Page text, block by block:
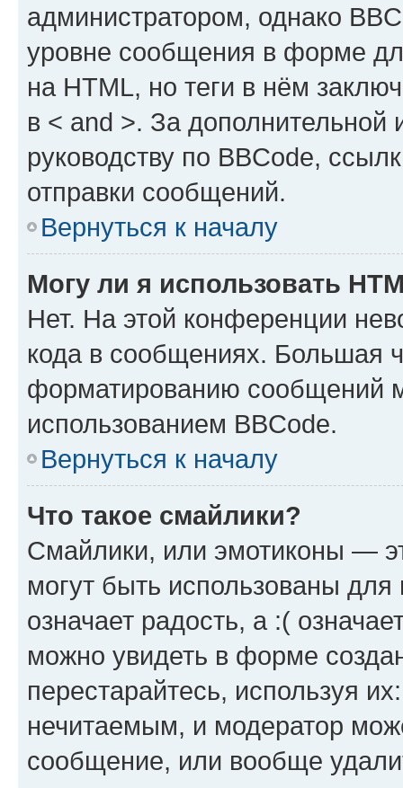
администратором, однако
уровне сообщения в форме
на HTML, но теги в нём
в < and >. За
руководству по BBCode,
отправки сообщений.
Вернуться к началу
Могу ли я использовать
Нет. На этой конференции
кода в сообщениях. Большая
форматированию сообщений
использованием BBCode.
Вернуться к началу
Что такое смайлики?
Смайлики, или эмотиконы —
могут быть использованы
означает радость, а :(
можно увидеть в форме
перестарайтесь, используя
нечитаемым, и модератор
сообщение, или вообще